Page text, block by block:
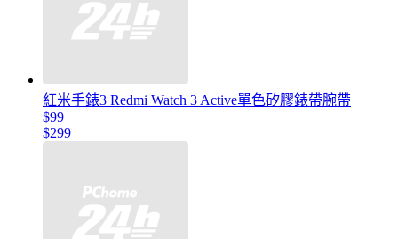
紅米手錶3 Redmi Watch 3 Active單色矽膠錶帶腕帶
$99
$299